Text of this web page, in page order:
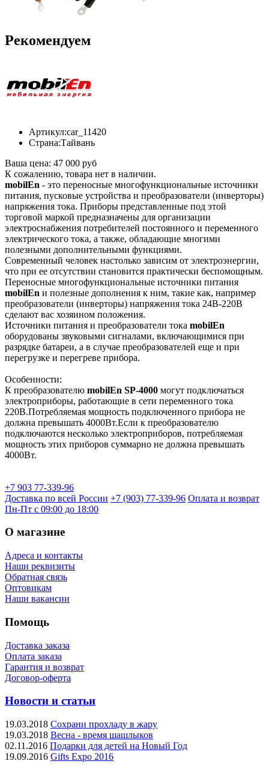
Рекомендуем
Артикул:car_11420
Страна:Тайвань
Ваша цена: 47 000 руб
К сожалению, товара нет в наличии.
mobilEn - это переносные многофункциональные источники
питания, пусковые устройства и преобразователи (инверторы)
напряжения тока. Приборы представленные под этой
торговой маркой предназначены для организации
электроснабжения потребителей постоянного и переменного
электрического тока, а также, обладающие многими
полезными дополнительными функциями.
Современный человек настолько зависим от электроэнергии,
что при ее отсутствии становится практически беспомощным.
Переносные многофункциональные источники питания
mobilEn и полезные дополнения к ним, такие как, например
преобразователи (инверторы) напряжения тока 24В-220В
сделают вас хозяином положения.
Источники питания и преобразователи тока mobilEn
оборудованы звуковыми сигналами, включающимися при
разрядке батареи, а в случае преобразователей еще и при
перегрузке и перегреве прибора.
Особенности:
К преобразователю mobilEn SP-4000 могут подключаться
электроприборы, работающие в сети переменного тока
220В.Потребляемая мощность подключенного прибора не
должна превышать 4000Вт.Если к преобразователю
подключаются несколько электроприборов, потребляемая
мощность этих приборов суммарно не должна превышать
4000Вт.
+7 903 77-339-96
Доставка по всей России +7 (903) 77-339-96 Оплата и возврат
Пн-Пт с 09:00 до 18:00
О магазине
Адреса и контакты
Наши реквизиты
Обратная связь
Оптовикам
Наши вакансии
Помощь
Доставка заказа
Оплата заказа
Гарантия и возврат
Договор-оферта
Новости и статьи
19.03.2018 Сохрани прохладу в жару
19.03.2018 Весна - время шашлыков
02.11.2016 Подарки для детей на Новый Год
19.09.2016 Gifts Expo 2016